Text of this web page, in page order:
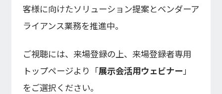
客様に向けたソリューション提案とベンダーア
ライアンス業務を推進中。
ご視聴には、来場登録の上、来場登録者専用
トップページより「展示会活用ウェビナー 」
をご選択ください。